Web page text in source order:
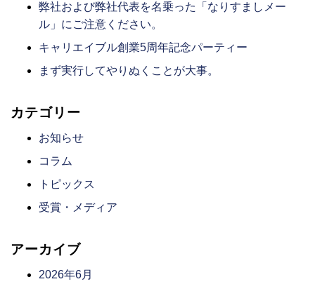
弊社および弊社代表を名乗った「なりすましメー
ル」にご注意ください。
キャリエイブル創業5周年記念パーティー
まず実行してやりぬくことが大事。
カテゴリー
お知らせ
コラム
トピックス
受賞・メディア
アーカイブ
2026年6月